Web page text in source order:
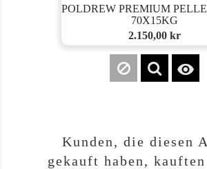
POLDREW PREMIUM
70X15KG
Preis
2.150,00 kr

Kunden, die diesen
gekauft haben,